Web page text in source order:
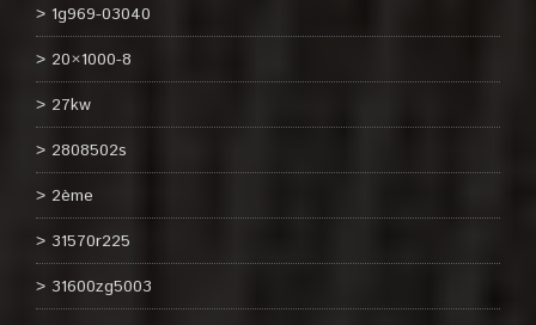
1g969-03040
20×1000-8
27kw
2808502s
2ème
31570r225
31600zg5003